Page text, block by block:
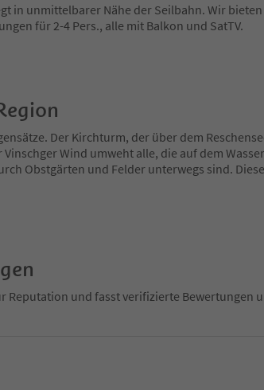
in unmittelbarer Nähe der Seilbahn. Wir
für 2-4 Pers., alle mit Balkon und SatTV.
Der Kirchturm, der über dem
Wind umweht alle, die auf dem
Obstgärten und Felder unterwegs sind.
Reputation und fasst verifizierte Bewertungen